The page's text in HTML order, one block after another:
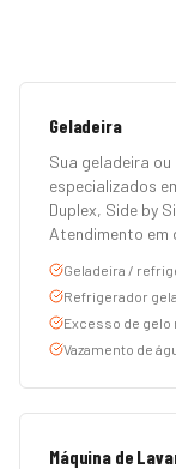
Geladeira
Sua geladeira
especializados
Duplex, Side by
Atendimento em
Geladeira /
Refrigerador
Excesso de
Vazamento de
Máquina de